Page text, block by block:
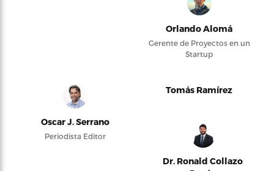
Orlando Alomá
Gerente de Proyectos en un
Startup
Oscar J. Serrano
Periodista Editor
Tomás Ramírez
Dr. Ronald Collazo